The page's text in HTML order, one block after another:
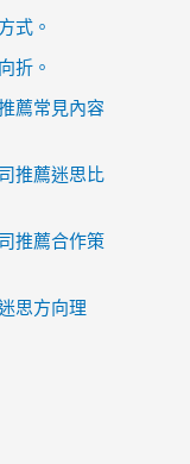
式。
折。
薦常見內容
推薦迷思比
推薦合作策
思方向理